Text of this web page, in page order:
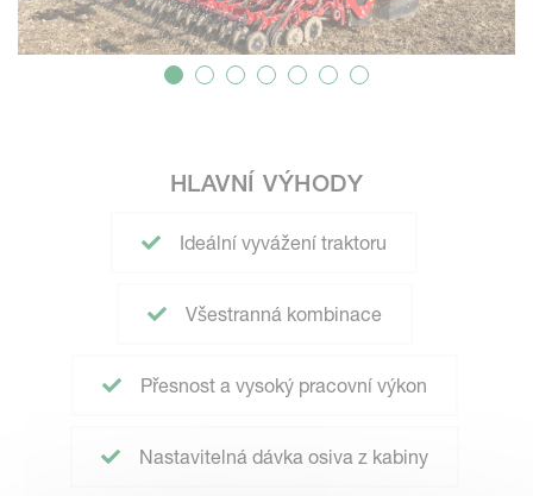
HLAVNÍ VÝHODY
Ideální vyvážení traktoru
Všestranná kombinace
Přesnost a vysoký pracovní výkon
Nastavitelná dávka osiva z kabiny